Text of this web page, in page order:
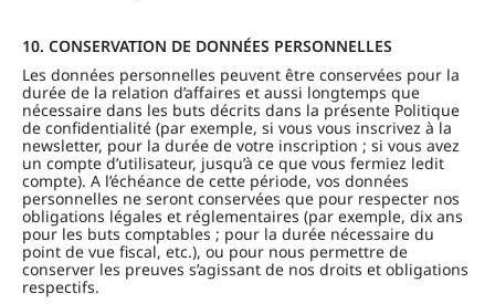
10. CONSERVATION DE DONNÉES PERSONNELLES
Les données personnelles peuvent être conservées pour la
durée de la relation d’affaires et aussi longtemps que
nécessaire dans les buts décrits dans la présente Politique
de confidentialité (par exemple, si vous vous inscrivez à la
newsletter, pour la durée de votre inscription ; si vous avez
un compte d’utilisateur, jusqu’à ce que vous fermiez ledit
compte). A l’échéance de cette période, vos données
personnelles ne seront conservées que pour respecter nos
obligations légales et réglementaires (par exemple, dix ans
pour les buts comptables ; pour la durée nécessaire du
point de vue fiscal, etc.), ou pour nous permettre de
conserver les preuves s’agissant de nos droits et obligations
respectifs.